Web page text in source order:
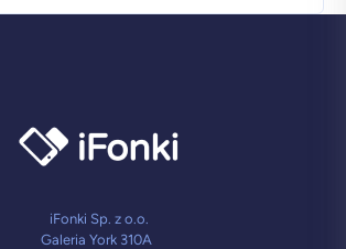
iFonki Sp. z o.o.
Galeria York 310A